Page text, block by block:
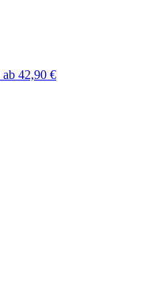
ab 42,90 €